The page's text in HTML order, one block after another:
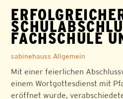
FACHSCHULE
sabinehauss Allgemein
Mit einer feierlichen
einem Wortgottesdienst mit
eröffnet wurde,